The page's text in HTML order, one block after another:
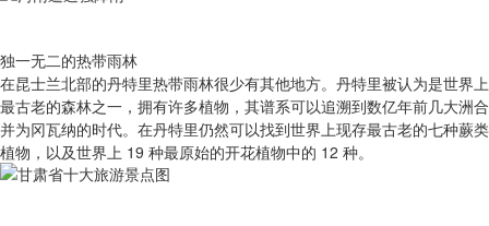
独一无二的热带雨林
在昆士兰北部的丹特里热带雨林很少有其他地方。丹特里被认为是世界上
最古老的森林之一，拥有许多植物，其谱系可以追溯到数亿年前几大洲合
并为冈瓦纳的时代。在丹特里仍然可以找到世界上现存最古老的七种蕨类
植物，以及世界上 19 种最原始的开花植物中的 12 种。